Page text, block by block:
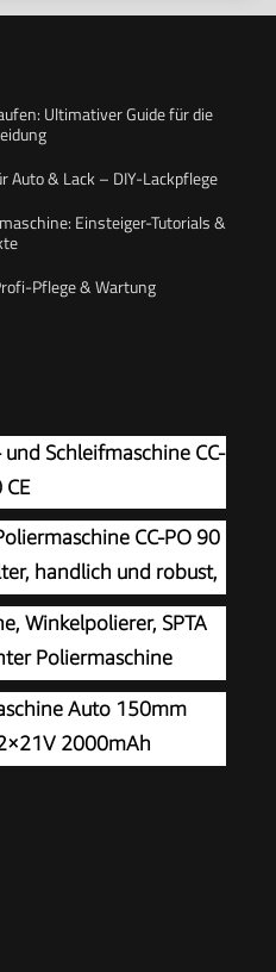
Ultimativer Guide für die
Auto & Lack – DIY-Lackpflege
Einsteiger-Tutorials &
Pflege & Wartung
Schleifmaschine CC-
CC-PO 90
handlich und robust,
und Synthetik-
Winkelpolierer, SPTA
Poliermaschine
25mm/50mm/80mm
Wollscheibe, zum
- LD104DE-V2
Auto 150mm
2000mAh
machine